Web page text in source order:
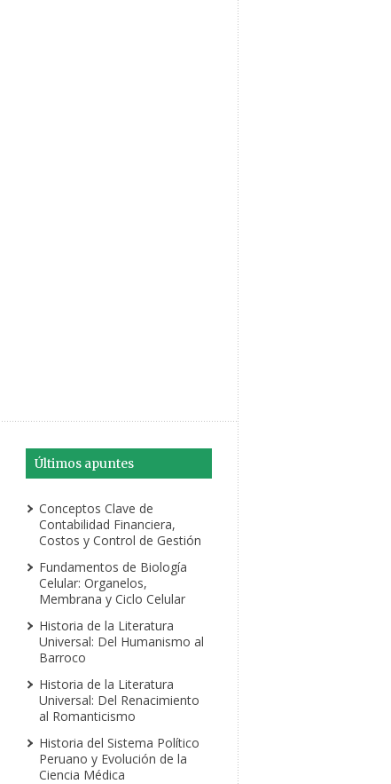
Últimos apuntes
Conceptos Clave de
Contabilidad Financiera,
Costos y Control de Gestión
Fundamentos de Biología
Celular: Organelos,
Membrana y Ciclo Celular
Historia de la Literatura
Universal: Del Humanismo al
Barroco
Historia de la Literatura
Universal: Del Renacimiento
al Romanticismo
Historia del Sistema Político
Peruano y Evolución de la
Ciencia Médica